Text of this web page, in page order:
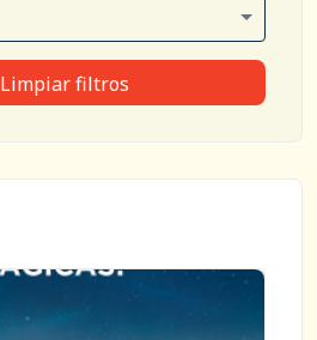
Limpiar filtros